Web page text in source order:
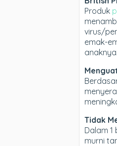
Produk
virus/
emak-
anaknya.
Tidak
Dalam
murni